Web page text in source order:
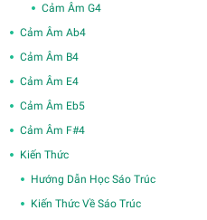
Cảm Âm G4
Cảm Âm Ab4
Cảm Âm B4
Cảm Âm E4
Cảm Âm Eb5
Cảm Âm F#4
Kiến Thức
Hướng Dẫn Học Sáo Trúc
Kiến Thức Về Sáo Trúc